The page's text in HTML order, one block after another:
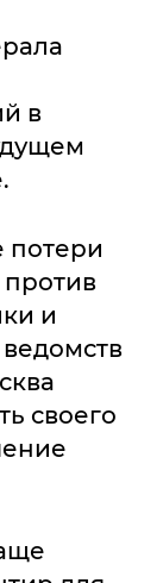
в
потери
и
своего